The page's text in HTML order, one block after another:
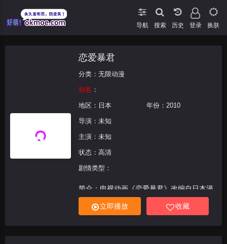
导航 搜索 登录 换肤
恋爱暴君
分类： 无限动漫
别名 ：
地区： 日本 年份： 2010
导演：未知
主演：未知
状态：高清
剧情类型：
简介：电视动画《恋爱暴君》改编自日本漫
画家三星眼镜(三星めがね)原作的漫画。某
天，男高中生·蓝野青司的身边突然出现了
一位持有能够让任意两人强制接吻的不可思
立即播放 收藏